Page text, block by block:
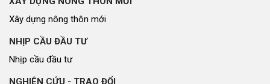
Xây dựng nông thôn mới
NHỊP CẦU ĐẦU TƯ
Nhịp cầu đầu tư